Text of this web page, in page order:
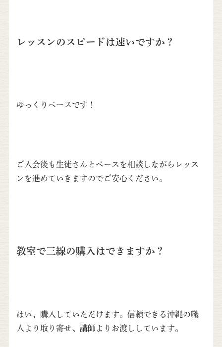
レッスンのスピードは速いですか？
ゆっくりペースです！
ご入会後も生徒さんとペースを相談しながらレッス
ンを進めていきますのでご安心ください。
教室で三線の購入はできますか？
はい、購入していただけます。信頼できる沖縄の職
人より取り寄せ、講師よりお渡ししています。